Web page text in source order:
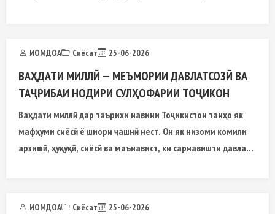
ИОМДОА Сиёсат 25-06-2026
ВАҲДАТИ МИЛЛӢ — МЕЪМОРИИ ДАВЛАТСОЗӢ ВА
ТАҶРИБАИ НОДИРИ СУЛҲОФАРИИ ТОҶИКОН
Ваҳдати миллӣ дар таърихи навини Тоҷикистон танҳо як
мафҳуми сиёсӣ ё шиори ҷашнӣ нест. Он як низоми комили
арзишӣ, ҳуқуқӣ, сиёсӣ ва маънавист, ки сарнавишти давлати
ИОМДОА Сиёсат 25-06-2026